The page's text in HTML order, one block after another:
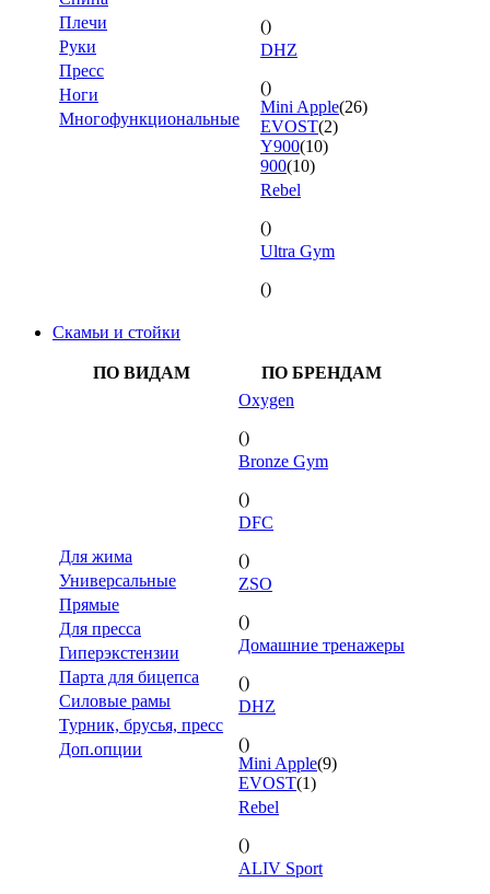
Плечи
Руки
Пресс
Ноги
Многофункциональные
()
DHZ
()
Mini Apple(26)
EVOST(2)
Y900(10)
900(10)
Rebel
()
Ultra Gym
()
Скамьи и стойки
ПО ВИДАМ ПО БРЕНДАМ
Для жима
Универсальные
Прямые
Для пресса
Гиперэкстензии
Парта для бицепса
Силовые рамы
Турник, брусья, пресс
Доп.опции
Oxygen
()
Bronze Gym
()
DFC
()
ZSO
()
Домашние тренажеры
()
DHZ
()
Mini Apple(9)
EVOST(1)
Rebel
()
ALIV Sport